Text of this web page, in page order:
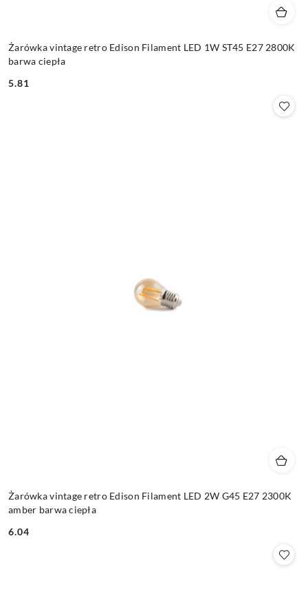
Żarówka vintage retro Edison Filament LED 1W ST45 E27 2800K
barwa ciepła
Cena:
5.81
Żarówka vintage retro Edison Filament LED 2W G45 E27 2300K
amber barwa ciepła
Cena:
6.04